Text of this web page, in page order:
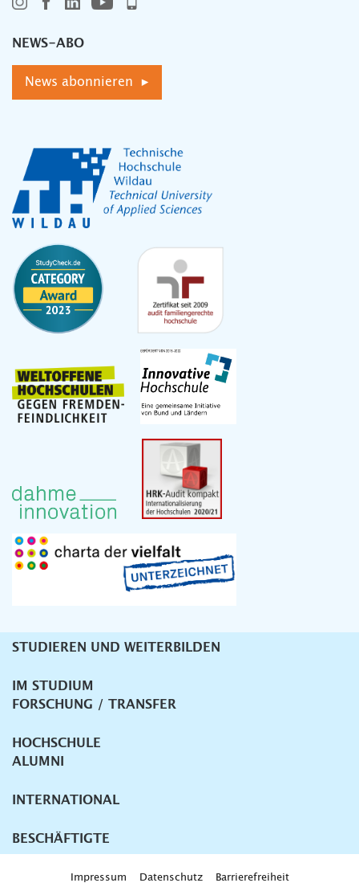
NEWS-ABO
News abonnieren ▸
Unternavigation
STUDIEREN UND WEITERBILDEN
IM STUDIUM
FORSCHUNG / TRANSFER
HOCHSCHULE
ALUMNI
INTERNATIONAL
BESCHÄFTIGTE
Impressum Datenschutz Barrierefreiheit